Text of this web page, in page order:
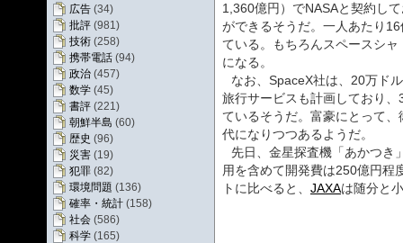
広告 (34)
批評 (981)
技術 (258)
携帯電話 (94)
政治 (457)
数学 (45)
書評 (221)
朝鮮半島 (60)
歴史 (96)
災害 (19)
犯罪 (82)
環境問題 (136)
確率・統計 (158)
社会 (586)
科学 (165)
1,360億円）でNASAと契約し
ができるそうだ。一人あたり
ている。もちろんスペースシ
になる。
なお、SpaceX社は、20万ド
旅行サービスも計画しており
ているそうだ。富豪にとって
代になりつつあるようだ。
先日、金星探査機「あかつき
用を含めて開発費は250億円程
トに比べると、 JAXAは随分と